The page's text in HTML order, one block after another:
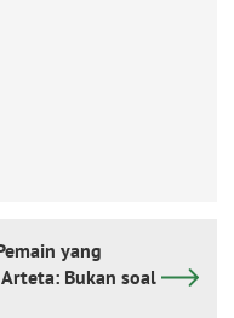
yang
Bukan soal